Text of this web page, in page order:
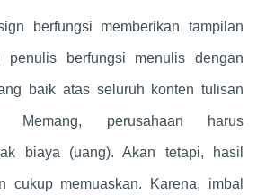
berfungsi memberikan tampilan
penulis berfungsi menulis dengan
baik atas seluruh konten tulisan
Memang, perusahaan harus
biaya (uang). Akan tetapi, hasil
cukup memuaskan. Karena, imbal